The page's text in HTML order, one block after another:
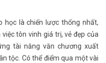
học là chiến lược thống nhất,
việc tôn vinh giá trị, vẻ đẹp của
tài năng văn chương xuất
tộc. Có thể điểm qua một vài